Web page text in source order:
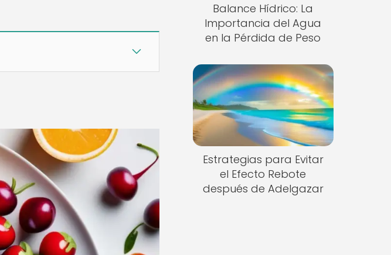
Balance Hídrico: La
Importancia del Agua
en la Pérdida de Peso
Estrategias para Evitar
el Efecto Rebote
después de Adelgazar